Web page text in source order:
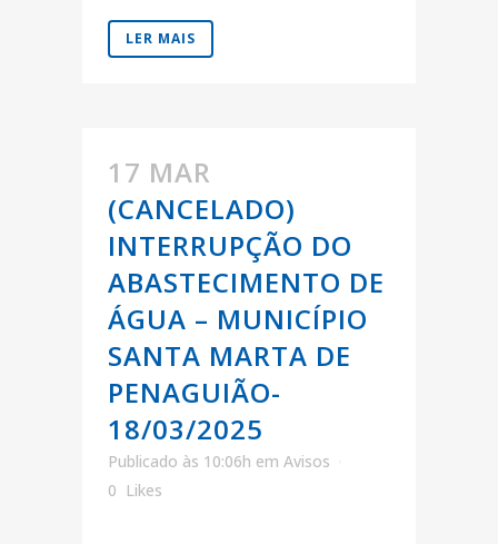
LER MAIS
17 MAR
(CANCELADO)
INTERRUPÇÃO DO
ABASTECIMENTO DE
ÁGUA – MUNICÍPIO
SANTA MARTA DE
PENAGUIÃO-
18/03/2025
Publicado às 10:06h em Avisos
0 Likes